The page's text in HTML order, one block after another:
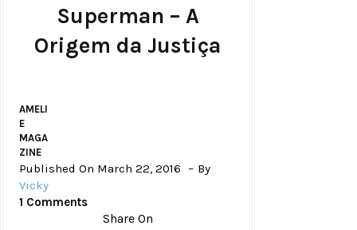
Superman – A
Origem da Justiça
AMELI
E
MAGA
ZINE
Published On March 22, 2016
By
Vicky
1 Comments